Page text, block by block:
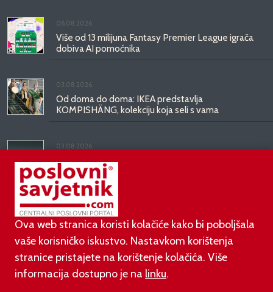
06.08.2026.
Više od 13 milijuna Fantasy Premier League igrača
dobiva AI pomoćnika
03.08.2026.
Od doma do doma: IKEA predstavlja
KOMPISHÄNG, kolekciju koja seli s vama
03.08.2026.
Kineski BYD predstavio luksuznu limuzinu veću od
Mercedesove S-klase, obećava domet do 1.000
kilometara
Ova web stranica koristi kolačiće kako bi poboljšala
vaše korisničko iskustvo. Nastavkom korištenja
stranice pristajete na korištenje kolačića. Više
informacija dostupno je na linku.